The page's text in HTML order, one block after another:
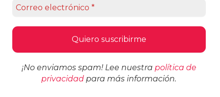
¡No enviamos spam! Lee nuestra política de
privacidad para más información.